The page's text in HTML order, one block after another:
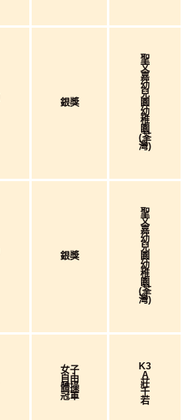
銀獎
聖
文
嘉
幼
兒
園
幼
稚
園
(荃
灣)
銀獎
聖
文
嘉
幼
兒
園
幼
稚
園
(荃
灣)
女子
自由
體操
冠軍
K3
A
莊
千
若